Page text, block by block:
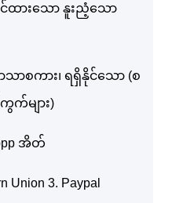
ထားသော နူးညံ့သော
ာစကား၊ ရရှိနိုင်သော (စ
က်များ)
အိတ်
Union 3. Paypal